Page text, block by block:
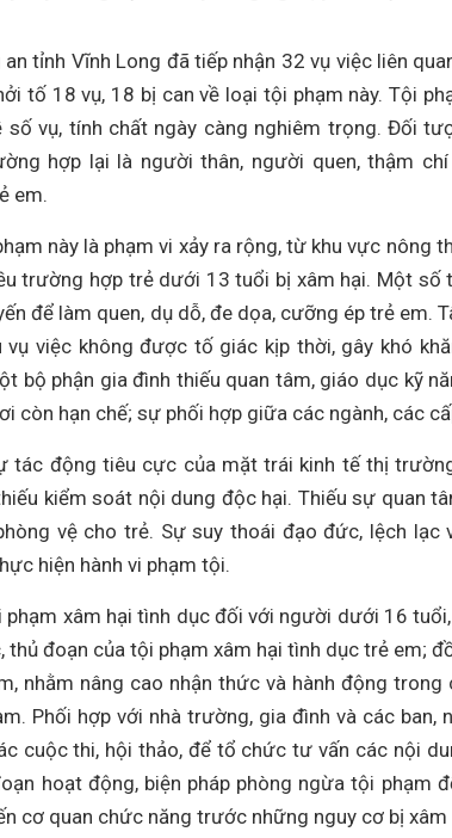
tỉnh Vĩnh Long đã tiếp nhận 32 vụ việc liên
tố 18 vụ, 18 bị can về loại tội phạm này. Tội
vụ, tính chất ngày càng nghiêm trọng. Đối
hợp lại là người thân, người quen, thậm
em.
này là phạm vi xảy ra rộng, từ khu vực nông
trường hợp trẻ dưới 13 tuổi bị xâm hại. Một
để làm quen, dụ dỗ, đe dọa, cưỡng ép trẻ em.
vụ việc không được tố giác kịp thời, gây khó
bộ phận gia đình thiếu quan tâm, giáo dục kỹ
còn hạn chế; sự phối hợp giữa các ngành, các
tác động tiêu cực của mặt trái kinh tế thị
kiểm soát nội dung độc hại. Thiếu sự quan
vệ cho trẻ. Sự suy thoái đạo đức, lệch lạc
hiện hành vi phạm tội.
xâm hại tình dục đối với người dưới 16
thủ đoạn của tội phạm xâm hại tình dục trẻ em;
nhằm nâng cao nhận thức và hành động
Phối hợp với nhà trường, gia đình và các ban,
cuộc thi, hội thảo, để tổ chức tư vấn các nội
hoạt động, biện pháp phòng ngừa tội phạm
cơ quan chức năng trước những nguy cơ bị xâm